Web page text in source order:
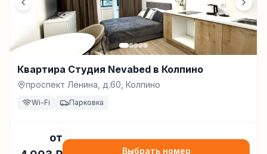
Квартира Студия Nevabed в Колпино
проспект Ленина, д.60, Колпино
Wi-Fi Парковка
от
Выбрать номер